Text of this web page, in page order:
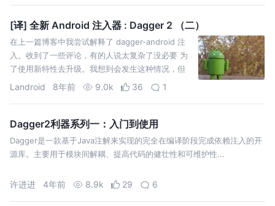
[译] 全新 Android 注入器 : Dagger 2 （二）
在上一篇博客中我尝试解释了 dagger-android 注
入。收到了一些评论，有的人说太复杂了没必要 为
了使用新特性去升级。我想到会发生这种情况，但
我还是觉得有必要去解释dagger在幕后所做的工
Landroid 8年前 9.0k 36 1
Dagger2利器系列一：入门到使用
Dagger是一款基于Java注解来实现的完全在编译阶段完成依赖注入的开
源库。主要用于模块间解耦、提高代码的健壮性和可维护性...
许进进 4年前 8.9k 29 6